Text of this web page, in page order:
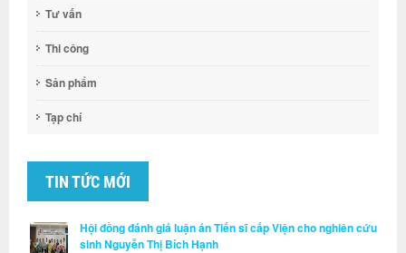
Tư vấn
Thi công
Sản phẩm
Tạp chí
TIN TỨC MỚI
Hội đồng đánh giá luận án Tiến sĩ cấp Viện cho nghiên cứu
sinh Nguyễn Thị Bích Hạnh